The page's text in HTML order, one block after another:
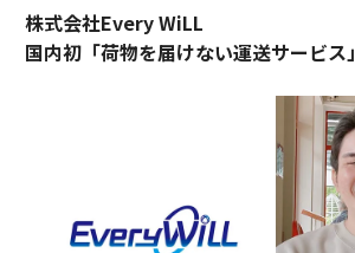
株式会社Every WiLL
国内初「荷物を届けない運送サービス」